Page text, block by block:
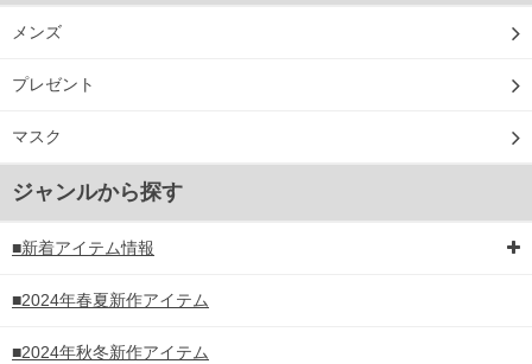
メンズ
プレゼント
マスク
ジャンルから探す
■新着アイテム情報
■2024年春夏新作アイテム
■2024年秋冬新作アイテム